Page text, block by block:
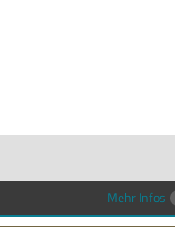
Mehr Infos